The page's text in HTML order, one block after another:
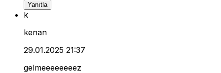
Yanıtla
k
kenan
29.01.2025 21:37
gelmeeeeeeeez